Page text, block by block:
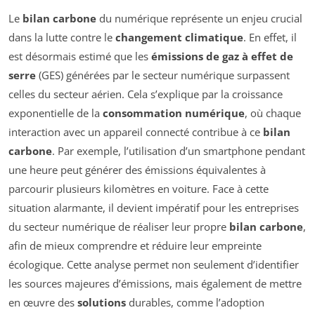
Le bilan carbone du numérique représente un enjeu crucial
dans la lutte contre le changement climatique. En effet, il
est désormais estimé que les émissions de gaz à effet de
serre (GES) générées par le secteur numérique surpassent
celles du secteur aérien. Cela s’explique par la croissance
exponentielle de la consommation numérique, où chaque
interaction avec un appareil connecté contribue à ce bilan
carbone. Par exemple, l’utilisation d’un smartphone pendant
une heure peut générer des émissions équivalentes à
parcourir plusieurs kilomètres en voiture. Face à cette
situation alarmante, il devient impératif pour les entreprises
du secteur numérique de réaliser leur propre bilan carbone,
afin de mieux comprendre et réduire leur empreinte
écologique. Cette analyse permet non seulement d’identifier
les sources majeures d’émissions, mais également de mettre
en œuvre des solutions durables, comme l’adoption